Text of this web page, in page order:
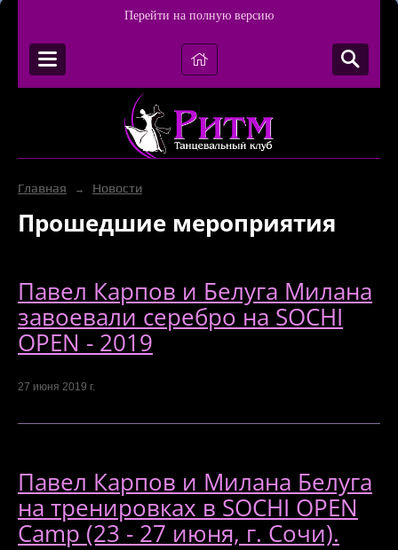
Перейти на полную версию
Главная → Новости
Прошедшие мероприятия
Павел Карпов и Белуга Милана
завоевали серебро на SOCHI
OPEN - 2019
27 июня 2019 г.
Павел Карпов и Милана Белуга
на тренировках в SOCHI OPEN
Camp (23 - 27 июня, г. Сочи).